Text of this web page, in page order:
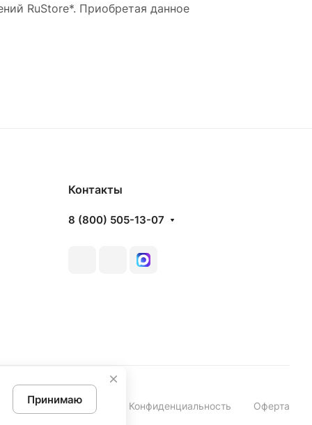
RuStore*. Приобретая данное
Контакты
8 (800) 505-13-07
Конфиденциальность Оферта
Принимаю